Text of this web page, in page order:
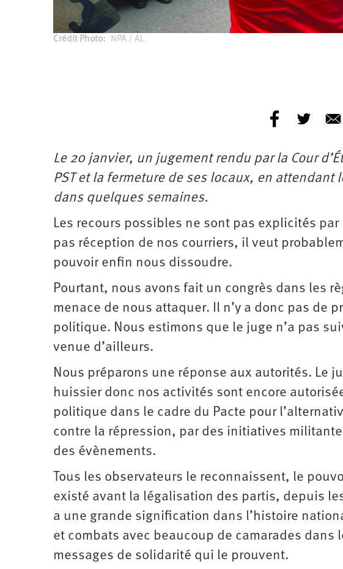
Crédit Photo NPA / AL
Le 20 janvier, un jugement rendu par la Cour
PST et la fermeture de ses locaux, en
dans quelques semaines.
Les recours possibles ne sont pas explicités
pas réception de nos courriers, il veut
pouvoir enfin nous dissoudre.
Pourtant, nous avons fait un congrès dans les
menace de nous attaquer. Il n’y a donc pas de
politique. Nous estimons que le juge n’a pas
venue d’ailleurs.
Nous préparons une réponse aux autorités. Le
huissier donc nos activités sont encore
politique dans le cadre du Pacte pour
contre la répression, par des initiatives
des évènements.
Tous les observateurs le reconnaissent, le
existé avant la légalisation des partis, depuis
a une grande signification dans l’histoire
et combats avec beaucoup de camarades dans
messages de solidarité qui le prouvent.